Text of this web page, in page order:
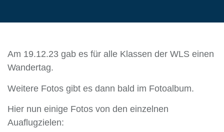
Am 19.12.23 gab es für alle Klassen der WLS einen
Wandertag.
Weitere Fotos gibt es dann bald im Fotoalbum.
Hier nun einige Fotos von den einzelnen
Auaflugzielen: